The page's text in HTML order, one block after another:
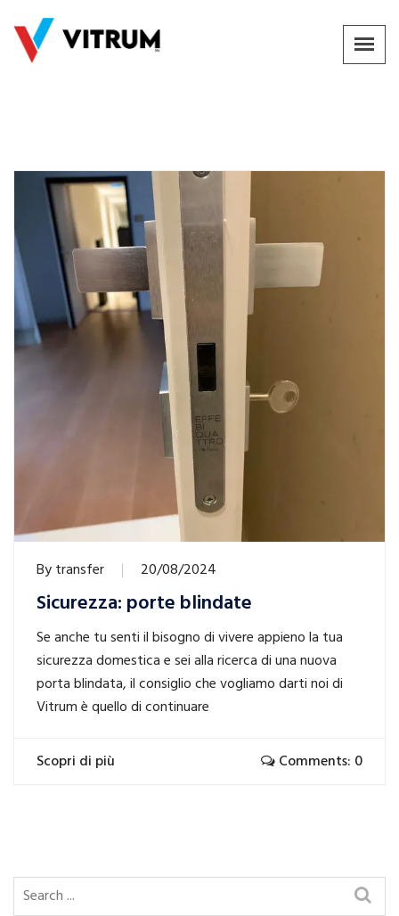
Bytransfer 20/08/2024
Sicurezza: porte blindate
Se anche tu senti il bisogno di vivere appieno la tua
sicurezza domestica e sei alla ricerca di una nuova
porta blindata, il consiglio che vogliamo darti noi di
Vitrum è quello di continuare
Scopri di più Comments: 0